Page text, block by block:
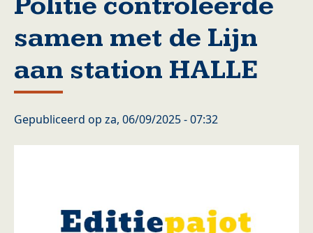
samen met de Lijn
aan station HALLE
Gepubliceerd op za, 06/09/2025 - 07:32